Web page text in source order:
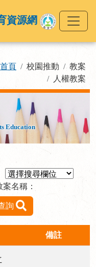
資源網
首頁 校園推動
教案
人權教案
Education
案名稱：
詢
備註